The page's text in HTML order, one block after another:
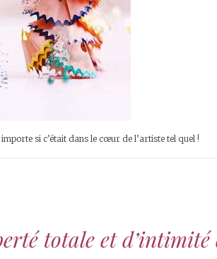
si c’était dans le cœur de l’artiste tel quel !
totale et